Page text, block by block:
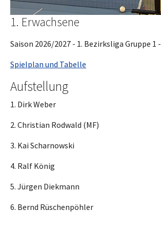
1. Erwachsene
Saison 2026/2027 - 1. Bezirksliga Gruppe 1 -
Spielplan und Tabelle
Aufstellung
1. Dirk Weber
2. Christian Rodwald (MF)
3. Kai Scharnowski
4. Ralf König
5. Jürgen Diekmann
6. Bernd Rüschenpöhler